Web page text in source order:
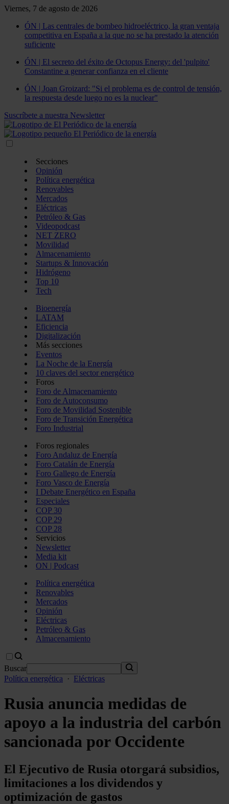
Viernes, 7 de agosto de 2026
ÓN | Las centrales de bombeo hidroeléctrico, la gran ventaja
competitiva en España a la que no se ha prestado la atención
suficiente
ÓN | El secreto del éxito de Octopus Energy: del 'pulpito'
Constantine a generar confianza en el cliente
ÓN | Joan Groizard: "Si el problema es de control de tensión,
la respuesta desde luego no es la nuclear"
Suscríbete a nuestra Newsletter
Secciones
Opinión
Política energética
Renovables
Mercados
Eléctricas
Petróleo & Gas
Videopodcast
NET ZERO
Movilidad
Almacenamiento
Startups & Innovación
Hidrógeno
Top 10
Tech
Bioenergía
LATAM
Eficiencia
Digitalización
Más secciones
Eventos
La Noche de la Energía
10 claves del sector energético
Foros
Foro de Almacenamiento
Foro de Autoconsumo
Foro de Movilidad Sostenible
Foro de Transición Energética
Foro Industrial
Foros regionales
Foro Andaluz de Energía
Foro Catalán de Energía
Foro Gallego de Energía
Foro Vasco de Energía
I Debate Energético en España
Especiales
COP 30
COP 29
COP 28
Servicios
Newsletter
Media kit
ON | Podcast
Política energética
Renovables
Mercados
Opinión
Eléctricas
Petróleo & Gas
Almacenamiento
Buscar
Política energética
· Eléctricas
Rusia anuncia medidas de
apoyo a la industria del carbón
sancionada por Occidente
El Ejecutivo de Rusia otorgará subsidios,
limitaciones a los dividendos y
optimización de gastos